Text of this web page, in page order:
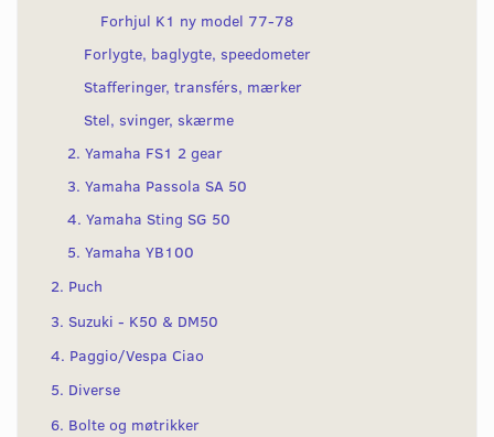
Forhjul K1 ny model 77-78
Forlygte, baglygte, speedometer
Stafferinger, transférs, mærker
Stel, svinger, skærme
2. Yamaha FS1 2 gear
3. Yamaha Passola SA 50
4. Yamaha Sting SG 50
5. Yamaha YB100
2. Puch
3. Suzuki - K50 & DM50
4. Paggio/Vespa Ciao
5. Diverse
6. Bolte og møtrikker